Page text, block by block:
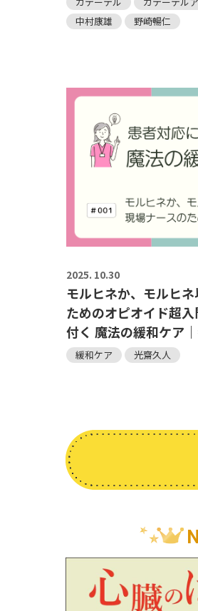
中村康雄
野崎暢仁
2025. 10.30
モルヒネか、モルヒ
ためのオピオイド超
付く 魔法の緩和ケア
緩和ケア 光齋久人